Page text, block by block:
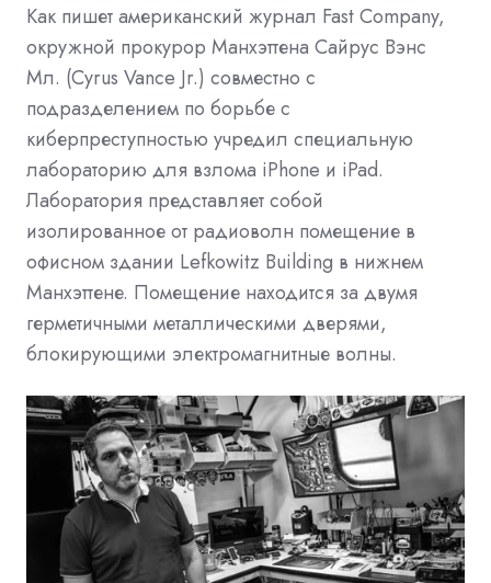
Как пишет американский журнал Fast Company,
окружной прокурор Манхэттена Сайрус Вэнс
Мл. (Cyrus Vance Jr.) совместно с
подразделением по борьбе с
киберпреступностью учредил специальную
лабораторию для взлома iPhone и iPad.
Лаборатория представляет собой
изолированное от радиоволн помещение в
офисном здании Lefkowitz Building в нижнем
Манхэттене. Помещение находится за двумя
герметичными металлическими дверями,
блокирующими электромагнитные волны.